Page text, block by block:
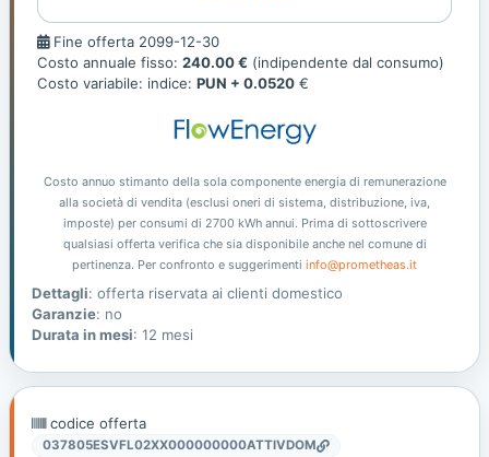
Fine
offerta
Fine offerta 2099-12-30
Costo annuale fisso: 240.00 € (indipendente dal consumo)
Costo variabile: indice: PUN + 0.0520 €
Costo annuo stimanto della sola componente energia di remunerazione
alla società di vendita (esclusi oneri di sistema, distribuzione, iva,
imposte) per consumi di 2700 kWh annui. Prima di sottoscrivere
qualsiasi offerta verifica che sia disponibile anche nel comune di
pertinenza. Per confronto e suggerimenti info@prometheas.it
Dettagli: offerta riservata ai clienti domestico
Garanzie: no
Durata in mesi: 12 mesi
codice offerta
037805ESVFL02XX000000000ATTIVDOM